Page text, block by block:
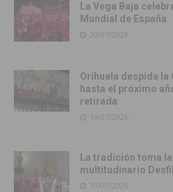
La Vega Baja
Mundial de España
20/07/2026
Orihuela despide la
hasta el próximo
retirada
19/07/2026
La tradición toma
multitudinario
19/07/2026